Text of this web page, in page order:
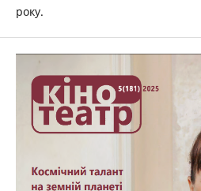
року.